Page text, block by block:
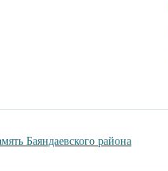
Баяндаевского района